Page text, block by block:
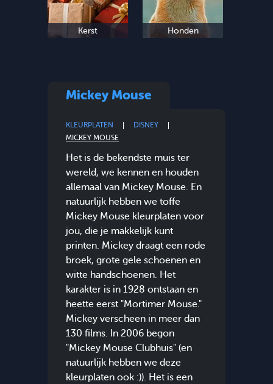
Kerst Honden
Mickey Mouse
KLEURPLATEN
DISNEY
MICKEY MOUSE
Het is de bekendste muis ter
wereld, we kennen en houden
allemaal van Mickey Mouse. En
natuurlijk hebben we toffe
Mickey Mouse kleurplaten voor
jou, die je makkelijk kunt
printen. Mickey draagt een rode
broek, grote gele schoenen en
witte handschoenen. Het
karakter is in 1928 ontstaan en
heette eerst "Mortimer Mouse."
Mickey verscheen in meer dan
130 films. In 2006 begon
"Mickey Mouse Clubhuis" (en
natuurlijk hebben we deze
kleurplaten ook :)). Het is een